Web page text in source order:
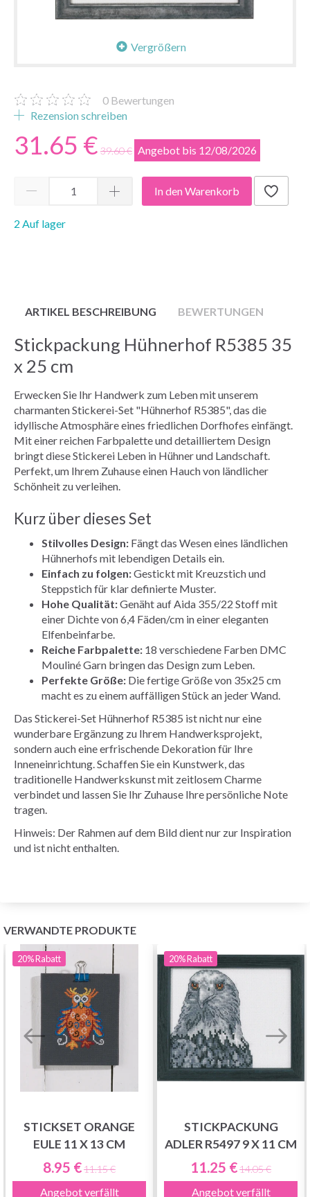
Vergrößern
0 Bewertungen
Rezension schreiben
31.65 € 39.60 € Angebot bis 12/08/2026
In den Warenkorb
2 Auf lager
ARTIKEL BESCHREIBUNG BEWERTUNGEN
Stickpackung Hühnerhof R5385 35
x 25 cm
Erwecken Sie Ihr Handwerk zum Leben mit unserem
charmanten Stickerei-Set "Hühnerhof R5385", das die
idyllische Atmosphäre eines friedlichen Dorfhofes einfängt.
Mit einer reichen Farbpalette und detailliertem Design
bringt diese Stickerei Leben in Hühner und Landschaft.
Perfekt, um Ihrem Zuhause einen Hauch von ländlicher
Schönheit zu verleihen.
Kurz über dieses Set
Stilvolles Design: Fängt das Wesen eines ländlichen
Hühnerhofs mit lebendigen Details ein.
Einfach zu folgen:Gestickt mit Kreuzstich und
Steppstich für klar definierte Muster.
Hohe Qualität:Genäht auf Aida 355/22 Stoff mit
einer Dichte von 6,4 Fäden/cm in einer eleganten
Elfenbeinfarbe.
Reiche Farbpalette: 18 verschiedene Farben DMC
Mouliné Garn bringen das Design zum Leben.
Perfekte Größe: Die fertige Größe von 35x25 cm
macht es zu einem auffälligen Stück an jeder Wand.
Das Stickerei-Set Hühnerhof R5385 ist nicht nur eine
wunderbare Ergänzung zu Ihrem Handwerksprojekt,
sondern auch eine erfrischende Dekoration für Ihre
Inneneinrichtung. Schaffen Sie ein Kunstwerk, das
traditionelle Handwerkskunst mit zeitlosem Charme
verbindet und lassen Sie Ihr Zuhause Ihre persönliche Note
tragen.
Hinweis: Der Rahmen auf dem Bild dient nur zur Inspiration
und ist nicht enthalten.
VERWANDTE PRODUKTE
20%Rabatt
STICKSET ORANGE
EULE 11 X 13 CM
8.95 €11.15 €
Angebot verfällt
20%Rabatt
STICKPACKUNG
ADLER R5497 9 X 11 CM
11.25 €14.05 €
Angebot verfällt